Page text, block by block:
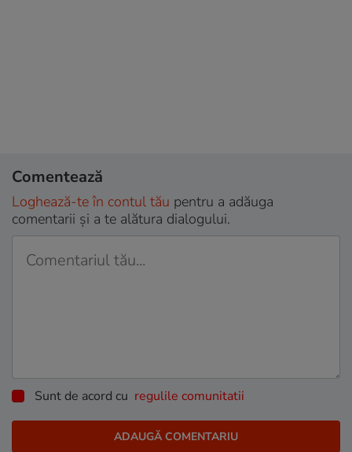
Comentează
Loghează-te în contul tău pentru a adăuga
comentarii și a te alătura dialogului.
Sunt de acord cu regulile comunitatii